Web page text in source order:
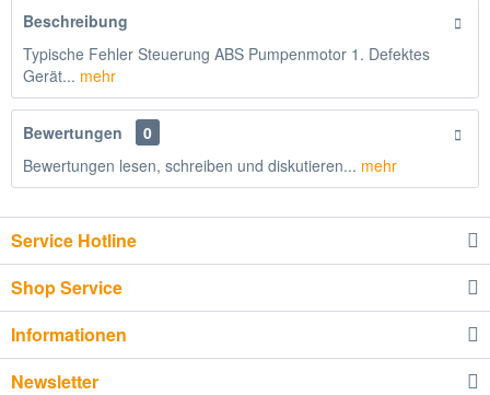
Beschreibung
Typische Fehler Steuerung ABS Pumpenmotor 1. Defektes
Gerät... mehr
Bewertungen
0
Bewertungen lesen, schreiben und diskutieren... mehr
Service Hotline
Shop Service
Informationen
Newsletter